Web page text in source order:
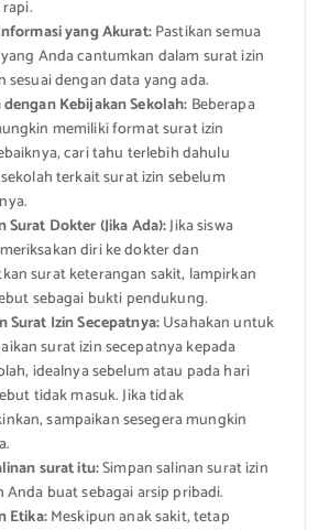
yang Akurat:Pastikan semua
Anda cantumkan dalam surat izin
sesuai dengan data yang ada.
dengan Kebijakan Sekolah: Beberapa
memiliki format surat izin
cari tahu terlebih dahulu
terkait surat izin sebelum
Surat Dokter (Jika Ada):Jika siswa
diri ke dokter dan
surat keterangan sakit, lampirkan
sebagai bukti pendukung.
Surat Izin Secepatnya:Usahakan untuk
surat izin secepatnya kepada
idealnya sebelum atau pada hari
tidak masuk. Jika tidak
sampaikan sesegera mungkin
surat itu:Simpan salinan surat izin
Anda buat sebagai arsip pribadi.
Etika:Meskipun anak sakit, tetap